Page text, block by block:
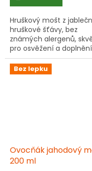
Hruškový mošt z
hruškové šťávy, bez
známých alergenů,
pro osvěžení a doplnění
energie.
Bez lepku
Ovocňák jahodový
200 ml